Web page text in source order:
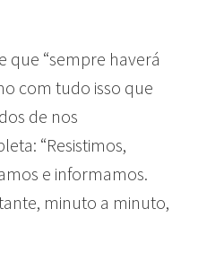
que “sempre haverá
com tudo isso que
de nos
“Resistimos,
e informamos.
minuto a minuto,